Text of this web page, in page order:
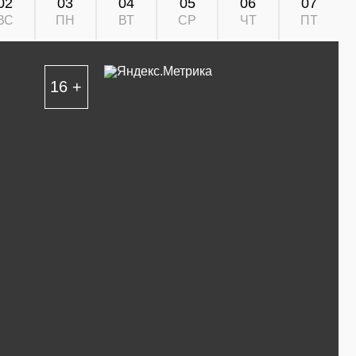
03
ПН
04
ВТ
05
СР
06
ЧТ
07
ПТ
16 +